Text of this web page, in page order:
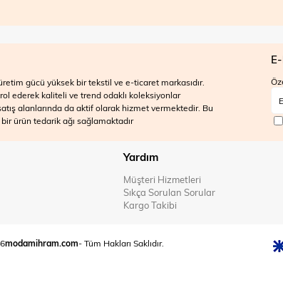
gücü yüksek bir tekstil ve e-ticaret markasıdır.
ederek kaliteli ve trend odaklı koleksiyonlar
alanlarında da aktif olarak hizmet vermektedir. Bu
ürün tedarik ağı sağlamaktadır
Yardım
Müşteri Hizmetleri
Sıkça Sorulan Sorular
Kargo Takibi
modamihram.com- Tüm Hakları Saklıdır.